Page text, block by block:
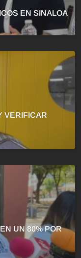
EN SINALOA
VERIFICAR
UN 80% POR